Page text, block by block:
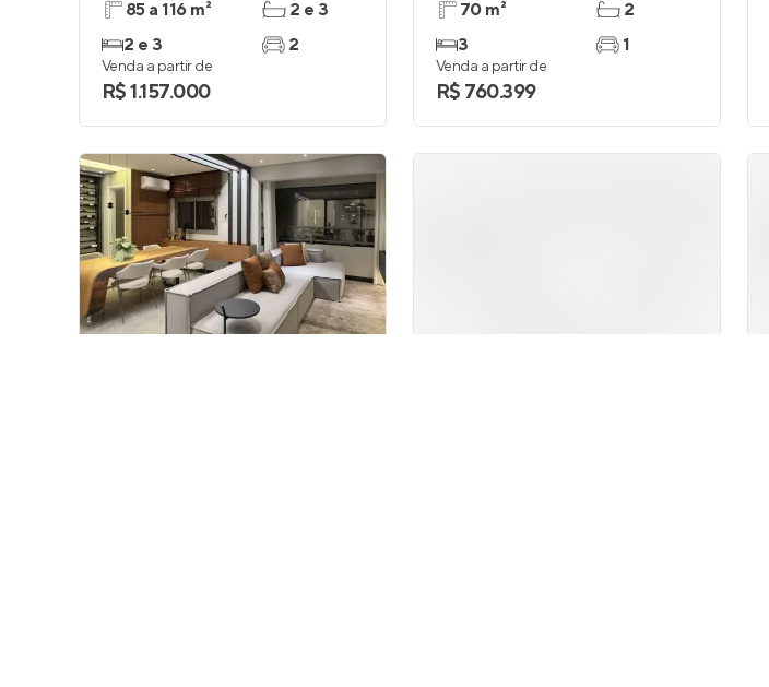
85 a 116 m²
2 e 3
2 e 3
2
Venda a partir de
R$ 1.157.000
70 m²
3
2
1
Venda a partir de
R$ 760.399